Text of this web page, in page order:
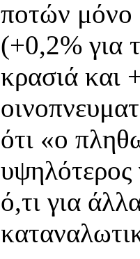
ποτών μόνο
(+0,2% για
κρασιά και
ότι «ο
υψηλότερος
ό,τι για